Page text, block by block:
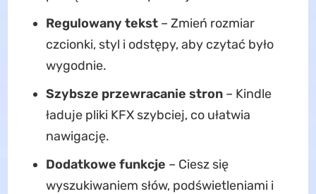
Regulowany tekst– Zmień rozmiar
czcionki, styl i odstępy, aby czytać było
wygodnie.
Szybsze przewracanie stron– Kindle
ładuje pliki KFX szybciej, co ułatwia
nawigację.
Dodatkowe funkcje – Ciesz się
wyszukiwaniem słów, podświetleniami i